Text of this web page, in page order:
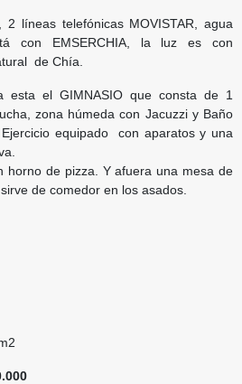
2 líneas telefónicas MOVISTAR, agua
con EMSERCHIA, la luz es con
de Chía.
esta el GIMNASIO que consta de 1
zona húmeda con Jacuzzi y Baño
equipado con aparatos y una
horno de pizza. Y afuera una mesa de
de comedor en los asados.